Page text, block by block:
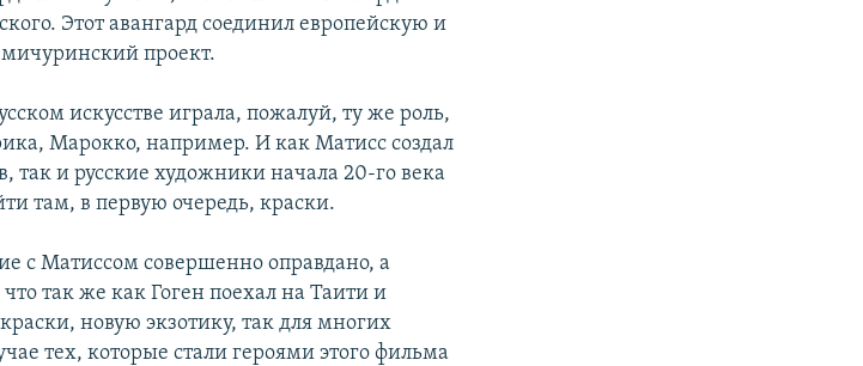
Этот авангард соединил европейскую и
проект.
искусстве играла, пожалуй, ту же роль,
Марокко, например. И как Матисс создал
так и русские художники начала 20-го века
там, в первую очередь, краски.
с Матиссом совершенно оправдано, а
так же как Гоген поехал на Таити и
новую экзотику, так для многих
тех, которые стали героями этого фильма